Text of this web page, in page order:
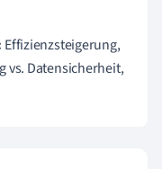
Effizienzsteigerung,
vs. Datensicherheit,